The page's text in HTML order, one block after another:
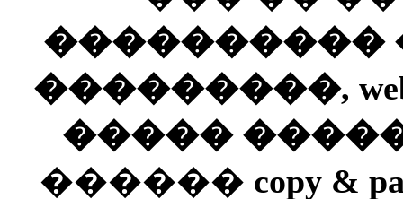
����������
���������,
�����
������ copy &